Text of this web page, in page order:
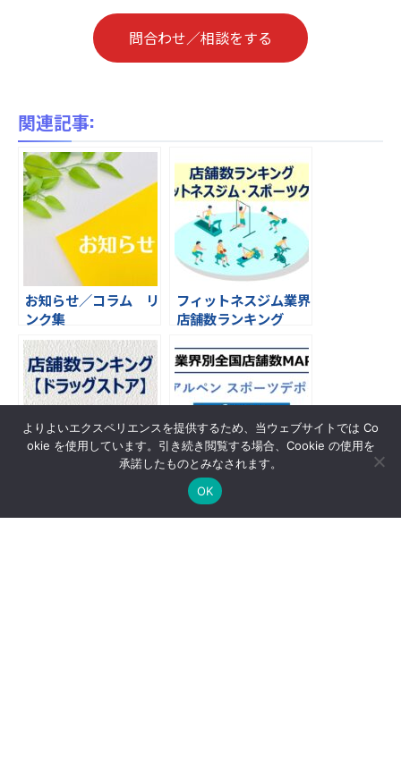
問合わせ／相談をする
関連記事:
お知らせ／コラム リ
ンク集
フィットネスジム業界
店舗数ランキング
『アルペングループ
(スポーツデポ・アル
よりよいエクスペリエンスを提供するため、当ウェブサイトでは Co
okie を使用しています。引き続き閲覧する場合、Cookie の使用を
承諾したものとみなされます。
OK